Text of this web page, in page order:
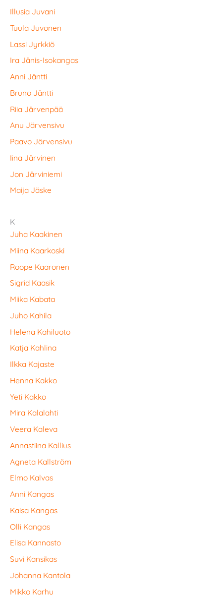
Illusia Juvani
Tuula Juvonen
Lassi Jyrkkiö
Ira Jänis-Isokangas
Anni Jäntti
Bruno Jäntti
Riia Järvenpää
Anu Järvensivu
Paavo Järvensivu
Iina Järvinen
Jon Järviniemi
Maija Jäske
K
Juha Kaakinen
Miina Kaarkoski
Roope Kaaronen
Sigrid Kaasik
Miika Kabata
Juho Kahila
Helena Kahiluoto
Katja Kahlina
Ilkka Kajaste
Henna Kakko
Yeti Kakko
Mira Kalalahti
Veera Kaleva
Annastiina Kallius
Agneta Kallström
Elmo Kalvas
Anni Kangas
Kaisa Kangas
Olli Kangas
Elisa Kannasto
Suvi Kansikas
Johanna Kantola
Mikko Karhu